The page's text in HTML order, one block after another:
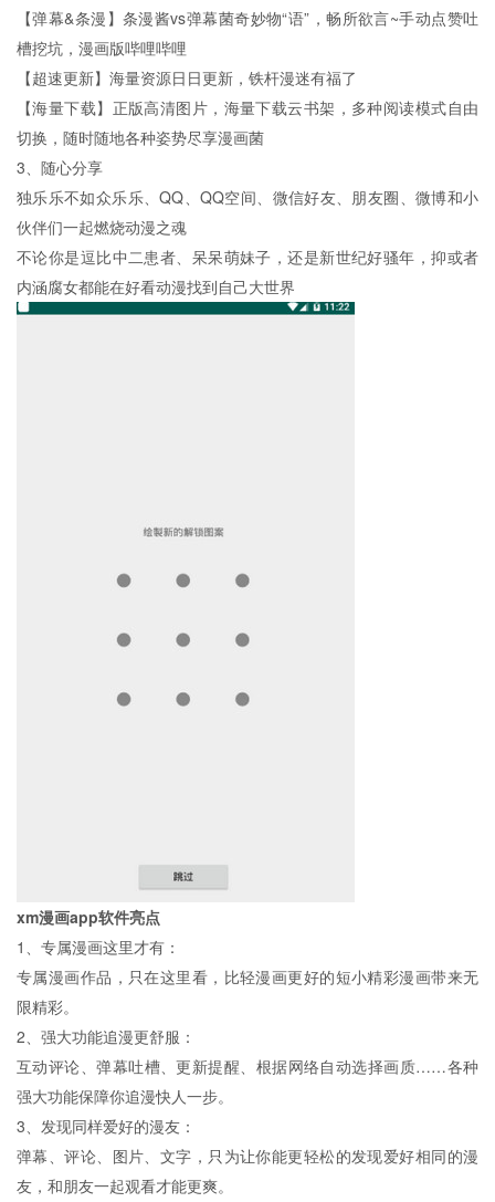
【弹幕&条漫】条漫酱vs弹幕菌奇妙物“语”，畅所欲言~手动点赞吐
槽挖坑，漫画版哔哩哔哩
【超速更新】海量资源日日更新，铁杆漫迷有福了
【海量下载】正版高清图片，海量下载云书架，多种阅读模式自由
切换，随时随地各种姿势尽享漫画菌
3、随心分享
独乐乐不如众乐乐、QQ、QQ空间、微信好友、朋友圈、微博和小
伙伴们一起燃烧动漫之魂
不论你是逗比中二患者、呆呆萌妹子，还是新世纪好骚年，抑或者
内涵腐女都能在好看动漫找到自己大世界
xm漫画app软件亮点
1、专属漫画这里才有：
专属漫画作品，只在这里看，比轻漫画更好的短小精彩漫画带来无
限精彩。
2、强大功能追漫更舒服：
互动评论、弹幕吐槽、更新提醒、根据网络自动选择画质……各种
强大功能保障你追漫快人一步。
3、发现同样爱好的漫友：
弹幕、评论、图片、文字，只为让你能更轻松的发现爱好相同的漫
友，和朋友一起观看才能更爽。